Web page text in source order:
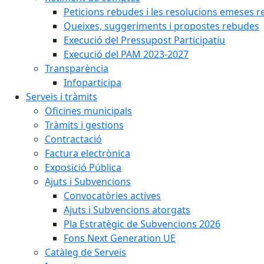
Peticions rebudes i les resolucions emeses
Queixes, suggeriments i propostes rebudes
Execució del Pressupost Participatiu
Execució del PAM 2023-2027
Transparència
Infoparticipa
Serveis i tràmits
Oficines municipals
Tràmits i gestions
Contractació
Factura electrònica
Exposició Pública
Ajuts i Subvencions
Convocatòries actives
Ajuts i Subvencions atorgats
Pla Estratègic de Subvencions 2026
Fons Next Generation UE
Catàleg de Serveis